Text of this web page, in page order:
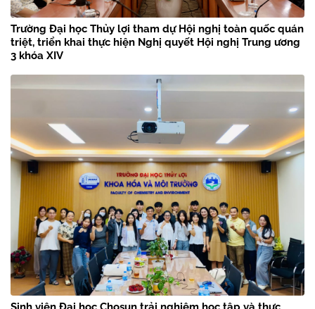
Trường Đại học Thủy lợi tham dự Hội nghị toàn quốc quán
triệt, triển khai thực hiện Nghị quyết Hội nghị Trung ương
3 khóa XIV